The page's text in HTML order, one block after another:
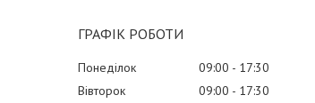
ГРАФІК РОБОТИ
Понеділок 09:00
17:30
Вівторок
09:00
17:30